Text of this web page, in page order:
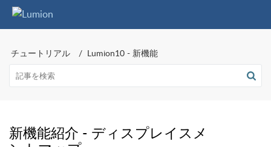
チュートリアル Lumion10 - 新機能
新機能紹介 - ディスプレイスメ